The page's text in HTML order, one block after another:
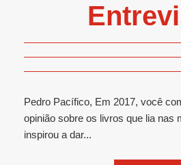
Pedro Pacífico, Em 2017, você
opinião sobre os livros que lia nas
inspirou a dar...